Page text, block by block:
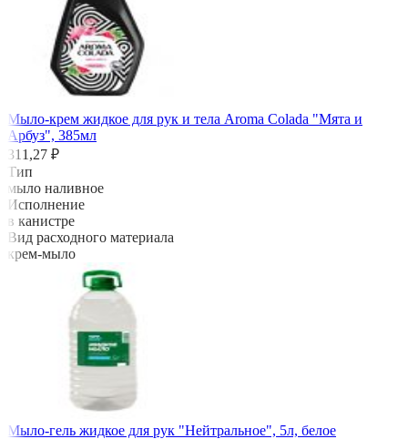
Мыло-крем жидкое для рук и тела Aroma Colada "Мята и
Арбуз", 385мл
311,27 ₽
Тип
мыло наливное
Исполнение
в канистре
Вид расходного материала
крем-мыло
Мыло-гель жидкое для рук "Нейтральное", 5л, белое